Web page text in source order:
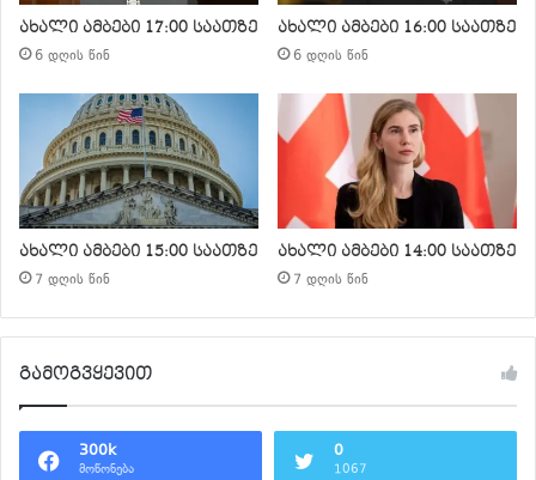
ახალი ამბები 17:00 საათზე
6 დღის წინ
ახალი ამბები 16:00 საათზე
6 დღის წინ
ახალი ამბები 15:00 საათზე
7 დღის წინ
ახალი ამბები 14:00 საათზე
7 დღის წინ
გამოგვყევით
300k
მოწონება
0
1067